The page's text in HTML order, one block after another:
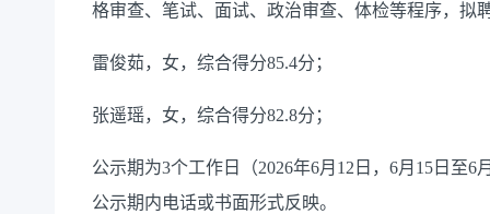
格审查、 笔试、 面试、 政治审查、 体检等程序， 拟
雷俊茹，女，综合得分85.4分；
张遥瑶，女，综合得分82.8分；
公示期为3个工作日 （2026年6月 12 日 ， 6月 15 日至6
公示期内电话或书面形式反映。